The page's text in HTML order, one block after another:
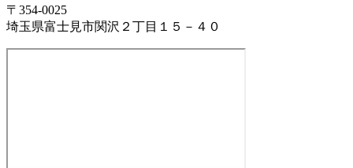
〒354-0025
埼玉県富士見市関沢２丁目１５－４０